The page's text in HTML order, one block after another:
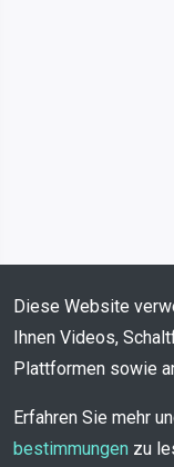
Diese Website
Ihnen Videos,
Plattformen sowie
Erfahren Sie mehr
bestimmungen zu